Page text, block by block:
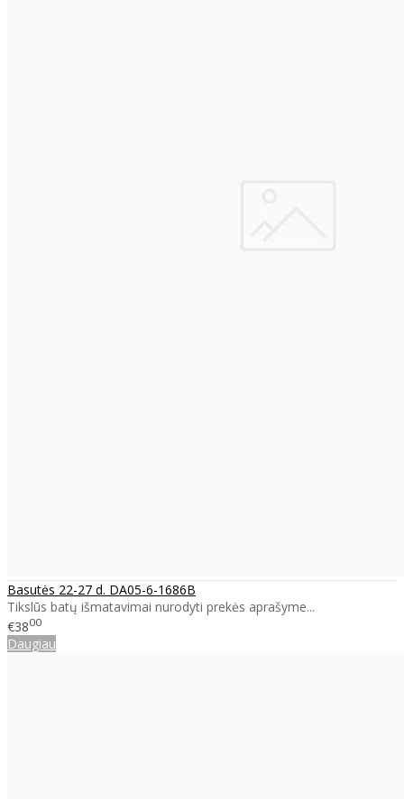
Basutės 22-27 d. DA05-6-1686B
Tikslūs batų išmatavimai nurodyti prekės aprašyme...
€3800
Daugiau